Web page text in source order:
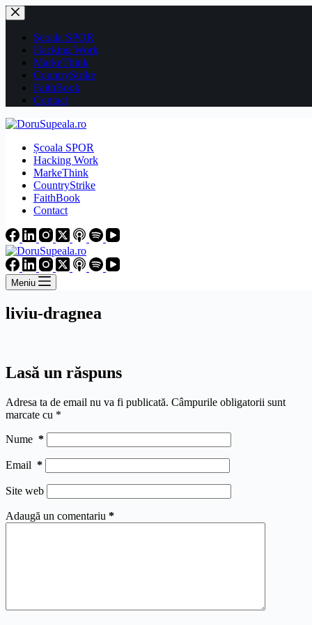
Sari
la
conținutȘcoala SPOR
Hacking Work
MarkeThink
CountryStrike
FaithBook
Contact
Școala SPOR
Hacking Work
MarkeThink
CountryStrike
FaithBook
Contact
Meniu
liviu-dragnea
Lasă un răspuns
Adresa ta de email nu va fi publicată. Câmpurile obligatorii sunt
marcate cu *
Nume *
Email *
Site web
Adaugă un comentariu *